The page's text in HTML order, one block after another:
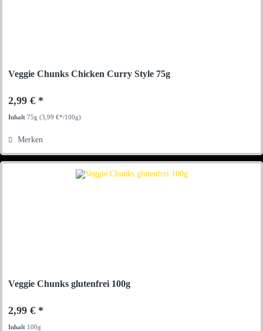
Veggie Chunks Chicken Curry Style 75g
2,99 € *
Inhalt75g(3,99 €*/100g)
Merken
Veggie Chunks glutenfrei 100g
2,99 € *
Inhalt 100g